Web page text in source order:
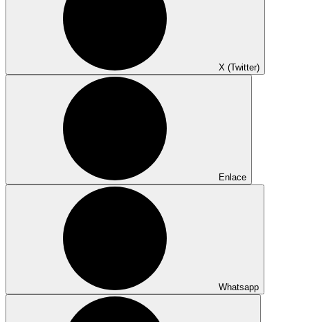
X (Twitter)
Enlace
Whatsapp